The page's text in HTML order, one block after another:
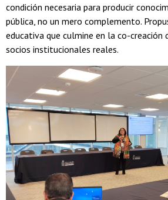
condición necesaria para producir
pública, no un mero complemento.
educativa que culmine en la co-creación
socios institucionales reales.